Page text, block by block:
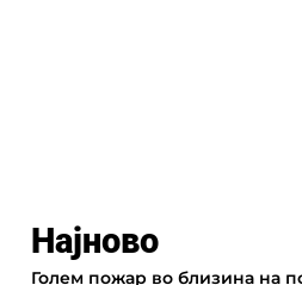
Најново
Голем пожар во близина на